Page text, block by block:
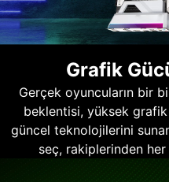
Grafik
Gerçek oyuncuların bir
beklentisi, yüksek grafik
güncel teknolojilerini
seç, rakiplerinden